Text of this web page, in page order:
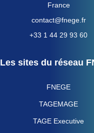
France
contact@fnege.fr
+33 1 44 29 93 60
Les sites du réseau
FNEGE
TAGEMAGE
TAGE Executive